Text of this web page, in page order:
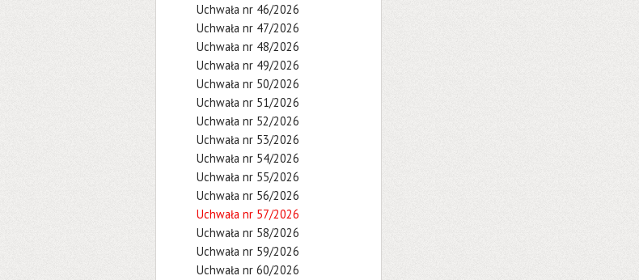
Uchwała nr 46/2026
Uchwała nr 47/2026
Uchwała nr 48/2026
Uchwała nr 49/2026
Uchwała nr 50/2026
Uchwała nr 51/2026
Uchwała nr 52/2026
Uchwała nr 53/2026
Uchwała nr 54/2026
Uchwała nr 55/2026
Uchwała nr 56/2026
Uchwała nr 57/2026
Uchwała nr 58/2026
Uchwała nr 59/2026
Uchwała nr 60/2026